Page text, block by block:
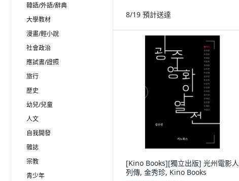
韓語/外語/辭典
大學教材
漫畫/輕小說
社會政治
應試書/證照
旅行
歷史
幼兒/兒童
人文
自我開發
雜誌
宗教
青少年
8/19 預計送達
[Kino Books][獨立出版] 光州電影人
列傳, 金秀珍, Kino Books